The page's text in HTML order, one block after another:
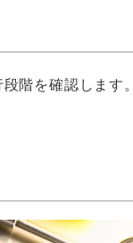
階を確認します。